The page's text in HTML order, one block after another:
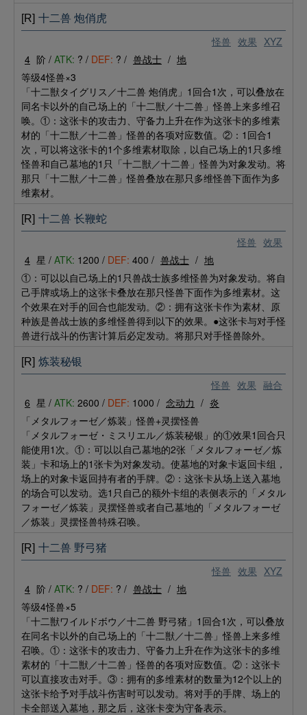
怪兽 效果 XYZ
[R] 十二兽 炮俏虎
4 阶 / ATK: ? / DEF: ? / 兽战士 / 地
等级4怪兽×3
「十二獣タイグリス／十二兽 炮俏虎」1回合1次，可以叠放在
同名卡以外的自己场上的「十二獣／十二兽」怪兽上来多维召
唤。①：这张卡的攻击力、守备力上升在作为这张卡的多维素
材的「十二獣／十二兽」怪兽的各项对应数值。②：1回合1
次，可以将这张卡的1个多维素材取除，以自己场上的1只多维
怪兽和自己墓地的1只「十二獣／十二兽」怪兽为对象发动。将
那只「十二獣／十二兽」怪兽叠放在那只多维怪兽下面作为多
维素材。
怪兽 效果
[R] 十二兽 长鞭蛇
4 星 / ATK: 1200 / DEF: 400 / 兽战士 / 地
①：可以以自己场上的1只兽战士族多维怪兽为对象发动。将自
己手牌或场上的这张卡叠放在那只怪兽下面作为多维素材。这
个效果在对手的回合也能发动。②：拥有这张卡作为素材、原
种族是兽战士族的多维怪兽得到以下的效果。●这张卡与对手怪
兽进行战斗的伤害计算后必定发动。将那只对手怪兽除外。
怪兽 效果 融合
[R] 炼装秘银
6 星 / ATK: 2600 / DEF: 1000 / 念动力 / 炎
「メタルフォーゼ／炼装」怪兽+灵摆怪兽
「メタルフォーゼ・ミスリエル／炼装秘银」的①效果1回合只
能使用1次。①：可以以自己墓地的2张「メタルフォーゼ／炼
装」卡和场上的1张卡为对象发动。使墓地的对象卡返回卡组，
场上的对象卡返回持有者的手牌。②：这张卡从场上送入墓地
的场合可以发动。选1只自己的额外卡组的表侧表示的「メタル
フォーゼ／炼装」灵摆怪兽或者自己墓地的「メタルフォーゼ
／炼装」灵摆怪兽特殊召唤。
怪兽 效果 XYZ
[R] 十二兽 野弓猪
4 阶 / ATK: ? / DEF: ? / 兽战士 / 地
等级4怪兽×5
「十二獣ワイルドボウ／十二兽 野弓猪」1回合1次，可以叠放
在同名卡以外的自己场上的「十二獣／十二兽」怪兽上来多维
召唤。①：这张卡的攻击力、守备力上升在作为这张卡的多维
素材的「十二獣／十二兽」怪兽的各项对应数值。②：这张卡
可以直接攻击对手。③：拥有的多维素材的数量为12个以上的
这张卡给予对手战斗伤害时可以发动。将对手的手牌、场上的
卡全部送入墓地，那之后，这张卡变为守备表示。